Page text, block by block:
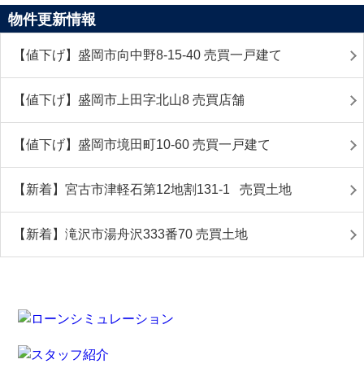
物件更新情報
【値下げ】盛岡市向中野8-15-40 売買一戸建て
【値下げ】盛岡市上田字北山8 売買店舗
【値下げ】盛岡市境田町10-60 売買一戸建て
【新着】宮古市津軽石第12地割131-1 売買土地
【新着】滝沢市湯舟沢333番70 売買土地